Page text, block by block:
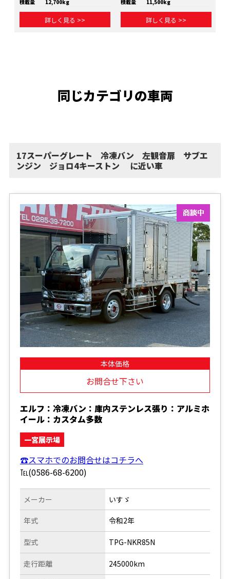
積載量
12,700kg
詳しく見る >>
積載量
11,500kg
詳しく見る >>
同じカテゴリの車両
17スーパーグレート 冷凍バン 左観音扉 サブエ
ンジン ジョロ4キーストン に近い車
本体価格
お問合せ下さい
エルフ：冷凍バン：庫内ステンレス張り：アルミホ
イール：カスタム多数
一宮展示場
☎スマホでのお問合せはコチラへ
℡(0586-68-6200)
メーカー
年式
型式
走行距離
いすゞ
令和2年
TPG-NKR85N
245000km